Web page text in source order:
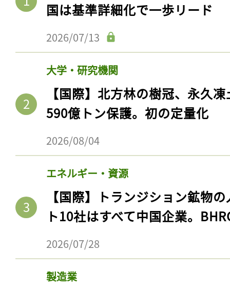
国は基準詳細化で一歩リード
2026/07/13
大学・研究機関
【国際】北方林の樹冠、永久
590億トン保護。初の定量化
2026/08/04
エネルギー・資源
【国際】トランジション鉱物
ト10社はすべて中国企業。
2026/07/28
製造業